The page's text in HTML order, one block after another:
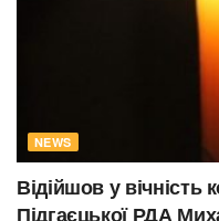
NEWS
Відійшов у вічність
Підгаєцької РДА